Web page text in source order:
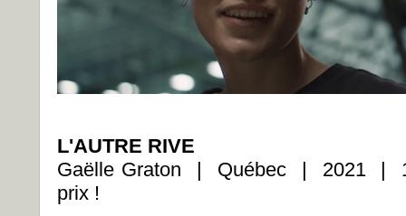
L'AUTRE RIVE
Gaëlle Graton | Québec | 2021 |
prix !